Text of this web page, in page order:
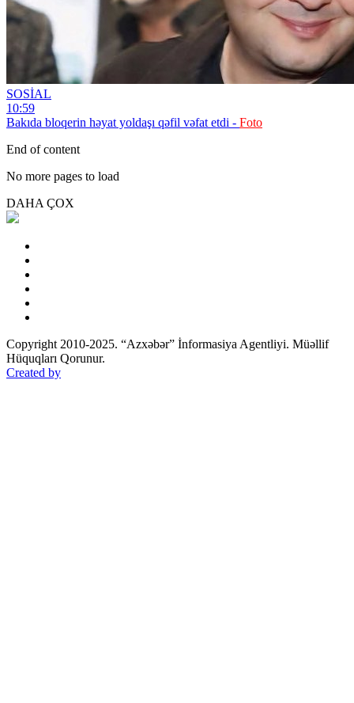
SOSİAL
10:59
Bakıda bloqerin həyat yoldaşı qəfil vəfat etdi - Foto
End of content
No more pages to load
DAHA ÇOX
Copyright 2010-2025. “Azxəbər” İnformasiya Agentliyi. Müəllif
Hüquqları Qorunur.
Created by